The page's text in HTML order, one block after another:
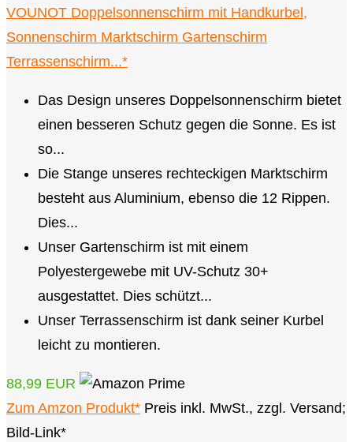
VOUNOT Doppelsonnenschirm mit Handkurbel,
Sonnenschirm Marktschirm Gartenschirm
Terrassenschirm...*
Das Design unseres Doppelsonnenschirm bietet
einen besseren Schutz gegen die Sonne. Es ist
so...
Die Stange unseres rechteckigen Marktschirm
besteht aus Aluminium, ebenso die 12 Rippen.
Dies...
Unser Gartenschirm ist mit einem
Polyestergewebe mit UV-Schutz 30+
ausgestattet. Dies schützt...
Unser Terrassenschirm ist dank seiner Kurbel
leicht zu montieren.
88,99 EUR
Zum Amzon Produkt* Preis inkl. MwSt., zzgl. Versand;
Bild-Link*